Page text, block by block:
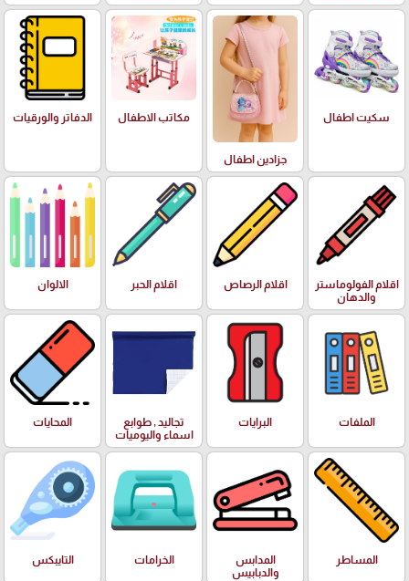
سكيت اطفال
جزادين اطفال
مكاتب الاطفال الدفاتر والورقيات
اقلام الفولوماستر
والدهان
اقلام الرصاص اقلام الحبر الالوان
الملفات البرايات
تجاليد , طوابع
اسماء واليوميات
المحايات
المساطر
المدابس
والدبابيس
الخرامات التايبكس